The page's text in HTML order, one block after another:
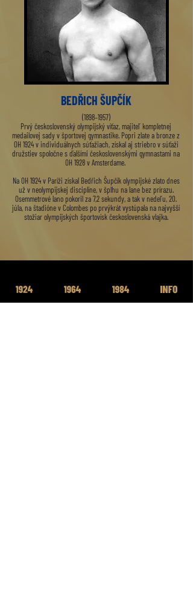
BEDŘICH ŠUPČÍK
(1898–1957)
Prvý československý olympijský víťaz, majiteľ kompletnej
medailovej sady v športovej gymnastike. Popri zlate a bronze z
OH 1924 v individuálnych súťažiach, získal aj striebro v súťaži
družstiev spoločne s ďalšími československými gymnastami na
OH 1928 v Amsterdame.
Na OH 1924 v Paríži získal Bedřich Šupčík olympijské zlato dnes
už v neolympijskej disciplíne, v šplhu na lane bez prírazu.
Osemmetrové lano pokoril za 7,2 sekundy, a tak v nedeľu, 20.
júla, na štadióne v Colombes po prvýkrát vystúpala na najvyšší
stožiar olympijských športovísk československá vlajka.